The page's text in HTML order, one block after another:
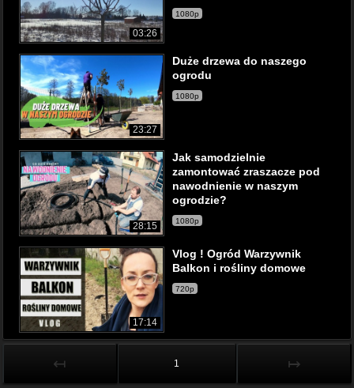
03:26
1080p
23:27
Duże drzewa do naszego
ogrodu
1080p
28:15
Jak samodzielnie
zamontować zraszacze pod
nawodnienie w naszym
ogrodzie?
1080p
17:14
Vlog ! Ogród Warzywnik
Balkon i rośliny domowe
720p
↤ 1 ↦